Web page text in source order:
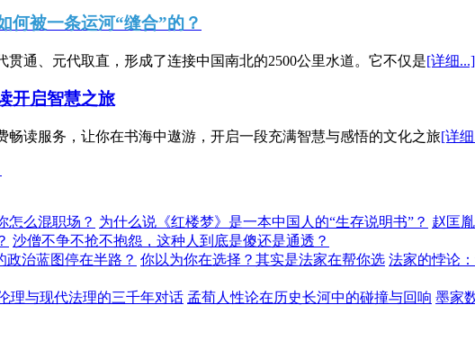
何被一条运河“缝合”的？
贯通、元代取直，形成了连接中国南北的2500公里水道。它不仅是[详细...]
开启智慧之旅
畅读服务，让你在书海中遨游，开启一段充满智慧与感悟的文化之旅[详
怎么混职场？ 为什么说《红楼梦》是一本中国人的“生存说明书”？ 赵匡
沙僧不争不抢不抱怨，这种人到底是傻还是通透？
政治蓝图停在半路？ 你以为你在选择？其实是法家在帮你选 法家的悖论
理与现代法理的三千年对话 孟荀人性论在历史长河中的碰撞与回响 墨家